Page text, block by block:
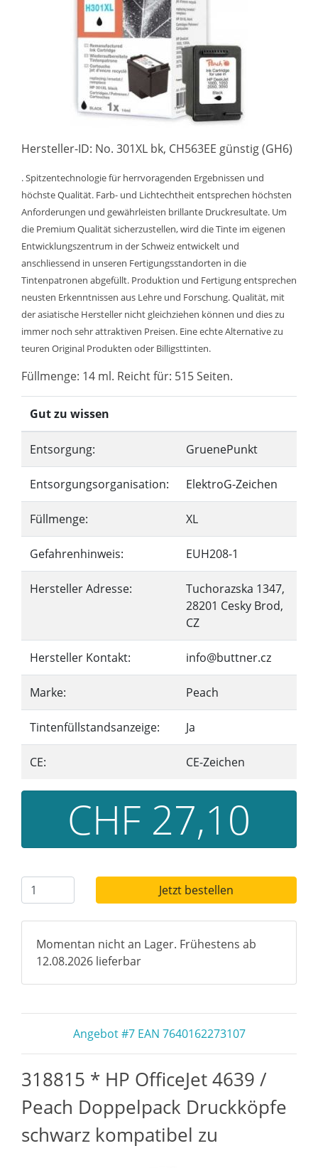
Hersteller-ID: No. 301XL bk, CH563EE günstig (GH6)
. Spitzentechnologie für herrvoragenden Ergebnissen und
höchste Qualität. Farb- und Lichtechtheit entsprechen höchsten
Anforderungen und gewährleisten brillante Druckresultate. Um
die Premium Qualität sicherzustellen, wird die Tinte im eigenen
Entwicklungszentrum in der Schweiz entwickelt und
anschliessend in unseren Fertigungsstandorten in die
Tintenpatronen abgefüllt. Produktion und Fertigung entsprechen
neusten Erkenntnissen aus Lehre und Forschung. Qualität, mit
der asiatische Hersteller nicht gleichziehen können und dies zu
immer noch sehr attraktiven Preisen. Eine echte Alternative zu
teuren Original Produkten oder Billigsttinten.
Füllmenge: 14 ml. Reicht für: 515 Seiten.
Gut zu wissen
Entsorgung: GruenePunkt
Entsorgungsorganisation: ElektroG-Zeichen
Füllmenge: XL
Gefahrenhinweis: EUH208-1
Hersteller Adresse:
Tuchorazska 1347,
28201 Cesky Brod,
CZ
Hersteller Kontakt: info@buttner.cz
Marke: Peach
Tintenfüllstandsanzeige: Ja
CE: CE-Zeichen
CHF 27,10
Jetzt bestellen
Momentan nicht an Lager. Frühestens ab
12.08.2026 lieferbar
Angebot #7 EAN 7640162273107
318815 * HP OfficeJet 4639 /
Peach Doppelpack Druckköpfe
schwarz kompatibel zu